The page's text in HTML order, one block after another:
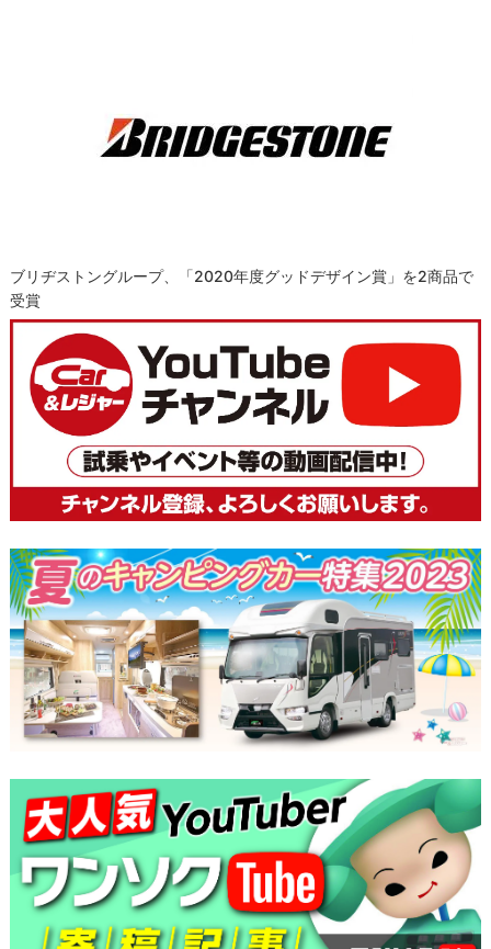
ブリヂストングループ、「2020年度グッドデザイン賞」を2商品で
受賞